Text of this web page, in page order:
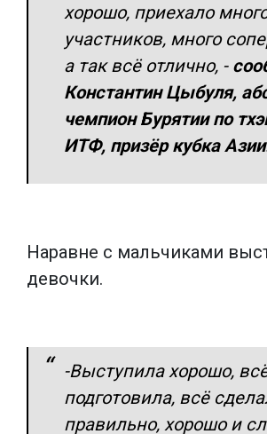
хорошо, приехало
участников, много
а так всё отлично, -
Константин Цыбуля,
чемпион Бурятии по
ИТФ, призёр кубка
Наравне с мальчиками
девочки.
-Выступила хорошо,
подготовила, всё
правильно, хорошо и